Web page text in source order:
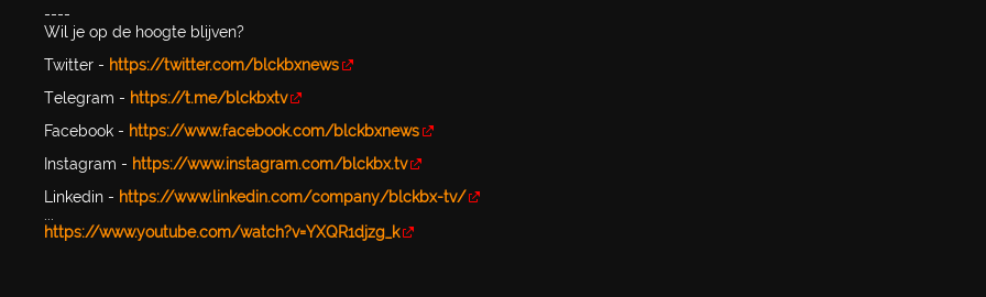
----
Wil je op de hoogte blijven?
Twitter - https://twitter.com/blckbxnews
Telegram - https://t.me/blckbxtv
Facebook - https://www.facebook.com/blckbxnews
Instagram - https://www.instagram.com/blckbx.tv
Linkedin - https://www.linkedin.com/company/blckbx-tv/
...
https://www.youtube.com/watch?v=YXQR1djzg_k